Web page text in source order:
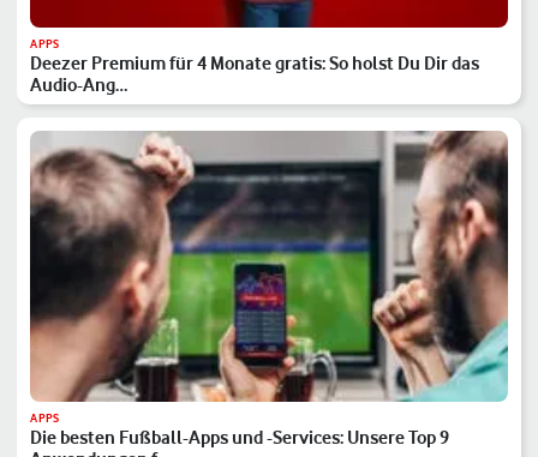
APPS
Deezer Premium für 4 Monate gratis: So holst Du Dir das
Audio-Ang…
APPS
Die besten Fußball-Apps und -Services: Unsere Top 9